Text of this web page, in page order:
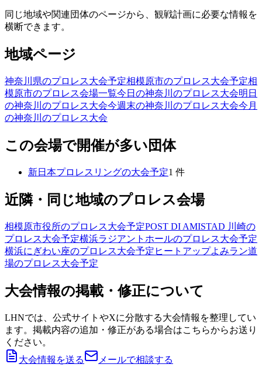
同じ地域や関連団体のページから、観戦計画に必要な情報を
横断できます。
地域ページ
神奈川県のプロレス大会予定相模原市のプロレス大会予定相
模原市のプロレス会場一覧今日の神奈川のプロレス大会明日
の神奈川のプロレス大会今週末の神奈川のプロレス大会今月
の神奈川のプロレス大会
この会場で開催が多い団体
新日本プロレスリングの大会予定1 件
近隣・同じ地域のプロレス会場
相模原市役所のプロレス大会予定POST DI AMISTAD 川崎の
プロレス大会予定横浜ラジアントホールのプロレス大会予定
横浜にぎわい座のプロレス大会予定 ヒートアップよみラン道
場のプロレス大会予定
大会情報の掲載・修正について
LHNでは、公式サイトやXに分散する大会情報を整理してい
ます。掲載内容の追加・修正がある場合はこちらからお送り
ください。
大会情報を送る
メールで相談する